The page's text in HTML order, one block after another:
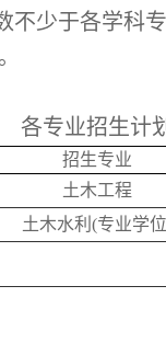
不少于各学科
各专业招生计
招生专业
土木工程
土木水利 (专业学